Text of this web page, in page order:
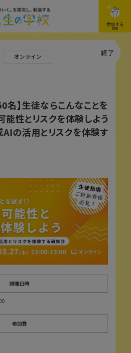
参加する
JOIN
オンライン 終了
名】生徒ならこんなことを
能性とリスクを体験しよう
の活用とリスクを体験す
開催日時
参加費